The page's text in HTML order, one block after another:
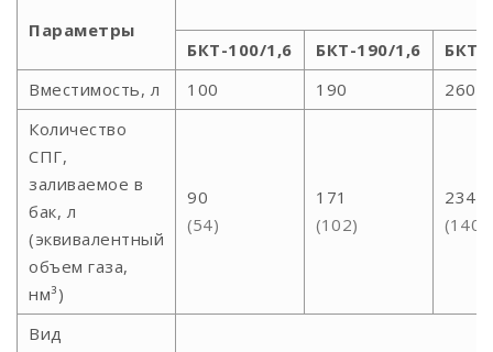
Параметры
БКТ-100/1,6
БКТ-190/1,6
БКТ-
Вместимость, л
100 190
260
Количество
СПГ,
заливаемое в
бак, л
(эквивалентный
объем газа,
нм³)
90
(54)
171
(102)
234
(140)
Вид